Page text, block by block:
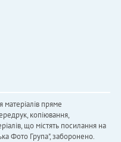
матеріалів пряме
копіювання,
що містять посилання на
Фото Група", заборонено.